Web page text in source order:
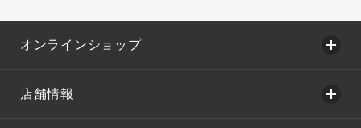
オンラインショップ
店舗情報